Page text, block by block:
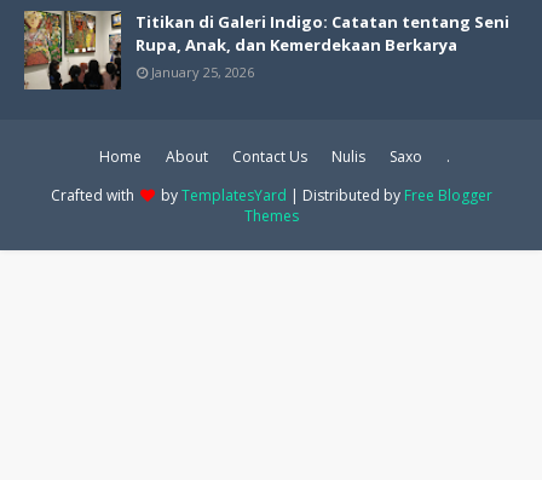
Titikan di Galeri Indigo: Catatan tentang Seni
Rupa, Anak, dan Kemerdekaan Berkarya
January 25, 2026
Home About Contact Us Nulis Saxo
.
Crafted with
byTemplatesYard | Distributed by Free Blogger
Themes